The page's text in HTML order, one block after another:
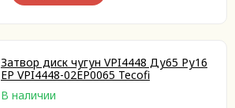
Затвор диск чугун VPI4448 Ду65 Ру16
EP VPI4448-02EP0065 Tecofi
В наличии